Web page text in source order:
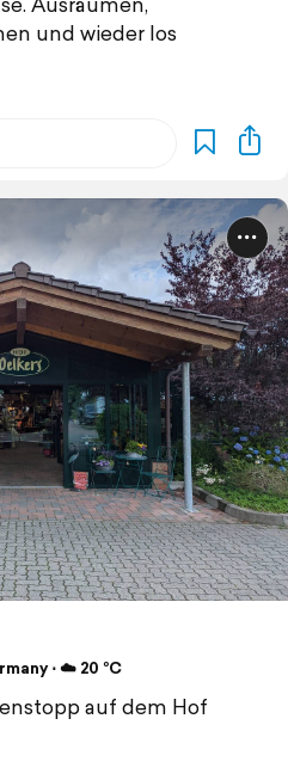
und wieder los
⋅ ☁️ 20 °C
auf dem Hof